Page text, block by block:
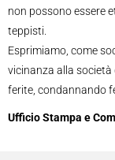
non possono essere
teppisti.
Esprimiamo, come
vicinanza alla società
ferite, condannando
Ufficio Stampa e